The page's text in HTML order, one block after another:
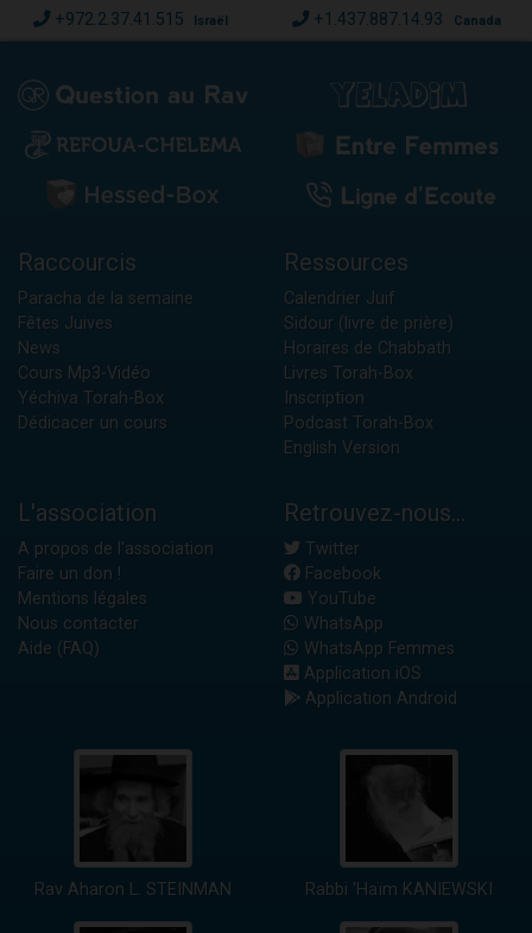
+972.2.37.41.515 Israël +1.437.887.14.93 Canada
Raccourcis
Paracha de la semaine
Fêtes Juives
News
Cours Mp3-Vidéo
Yéchiva Torah-Box
Dédicacer un cours
Ressources
Calendrier Juif
Sidour (livre de prière)
Horaires de Chabbath
Livres Torah-Box
Inscription
Podcast Torah-Box
English Version
L'association
A propos de l'association
Faire un don !
Mentions légales
Nous contacter
Aide (FAQ)
Retrouvez-nous...
Twitter
Facebook
YouTube
WhatsApp
WhatsApp Femmes
Application iOS
Application Android
Rav Aharon L. STEINMAN Rabbi 'Haïm KANIEWSKI